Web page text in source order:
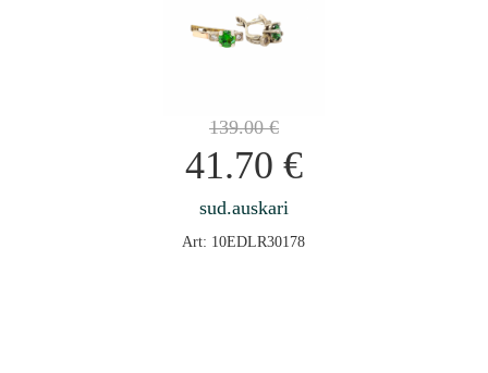
139.00€
41.70 €
sud.auskari
Art: 10EDLR30178